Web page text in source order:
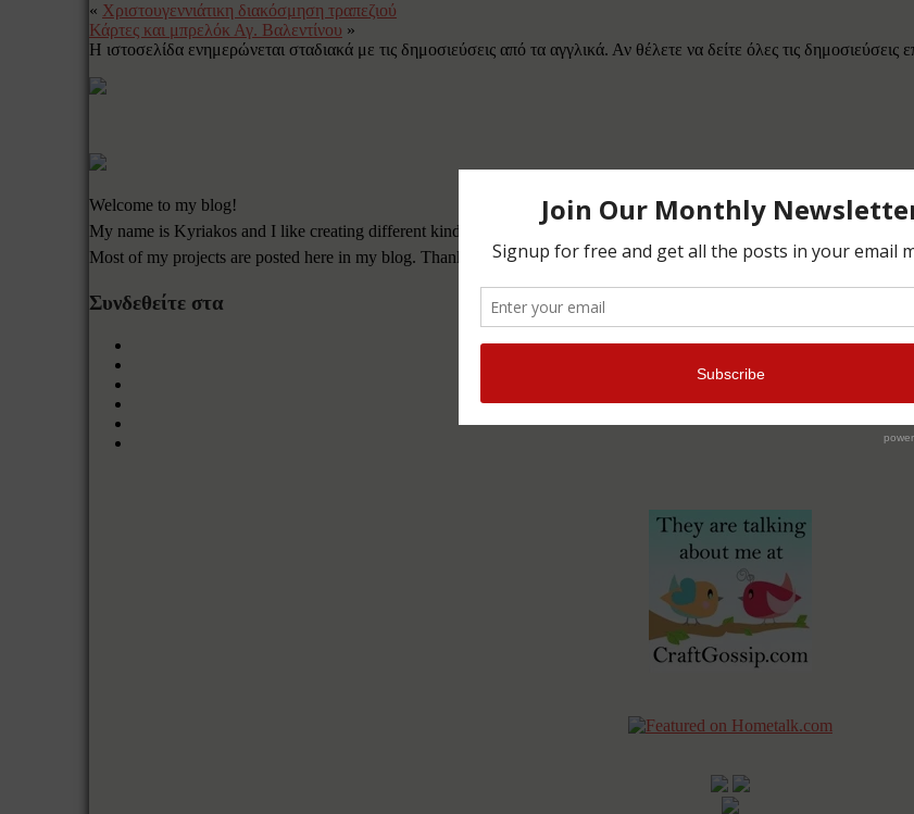
« Χριστουγεννιάτικη διακόσμηση τραπεζιού
Κάρτες και μπρελόκ Αγ. Βαλεντίνου »
Η ιστοσελίδα ενημερώνεται σταδιακά με τις δημοσιεύσεις από τα αγγλικά. Αν θέλετε να δείτε όλες τις
Welcome to my blog!
My name is Kyriakos and I like creating different kinds of crafts, mixing materials and techniques.
Most of my projects are posted here in my blog. Thanks for visiting and leaving comments.
Συνδεθείτε στα